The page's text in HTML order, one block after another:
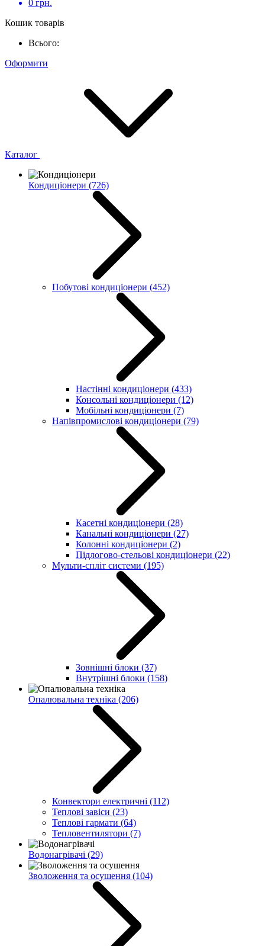
0 грн.
Кошик товарів
Всього:
Оформити
Каталог
Кондиціонери (726)
Побутові кондиціонери (452)
Настінні кондиціонери (433)
Консольні кондиціонери (12)
Мобільні кондиціонери (7)
Напівпромислові кондиціонери (79)
Касетні кондиціонери (28)
Канальні кондиціонери (27)
Колонні кондиціонери (2)
Підлогово-стельові кондиціонери (22)
Мульти-спліт системи (195)
Зовнішні блоки (37)
Внутрішні блоки (158)
Опалювальна техніка (206)
Конвектори електричні (112)
Теплові завіси (23)
Теплові гармати (64)
Тепловентилятори (7)
Водонагрівачі (29)
Зволоження та осушення (104)